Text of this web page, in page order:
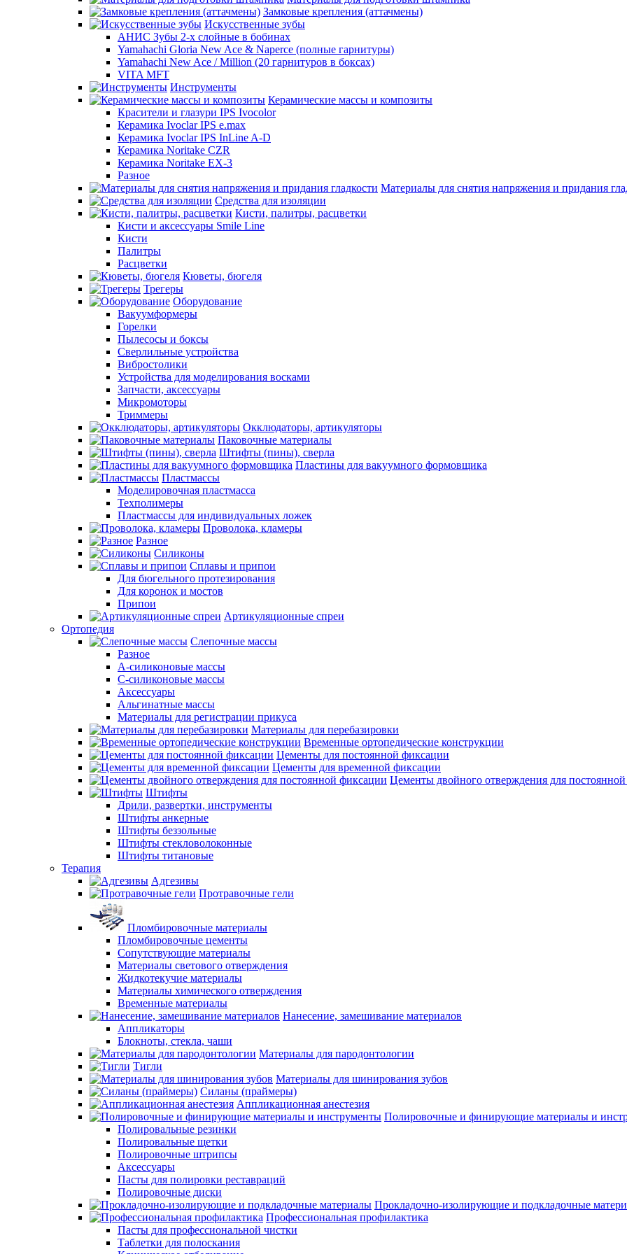
Замковые крепления (аттачмены)
Искусственные зубы
АНИС Зубы 2-х слойные в бобинах
Yamahachi Gloria New Ace & Naperce (полные гарнитуры)
Yamahachi New Ace / Million (20 гарнитуров в боксах)
VITA MFT
Инструменты
Керамические массы и композиты
Красители и глазури IPS Ivocolor
Керамика Ivoclar IPS e.max
Керамика Ivoclar IPS InLine A-D
Керамика Noritake CZR
Керамика Noritake EX-3
Разное
Материалы для снятия напряжения и придания
Средства для изоляции
Кисти, палитры, расцветки
Кисти и аксессуары Smile Line
Кисти
Палитры
Расцветки
Кюветы, бюгеля
Трегеры
Оборудование
Вакуумформеры
Горелки
Пылесосы и боксы
Сверлильные устройства
Вибростолики
Устройства для моделирования восками
Запчасти, аксессуары
Микромоторы
Триммеры
Окклюдаторы, артикуляторы
Паковочные материалы
Штифты (пины), сверла
Пластины для вакуумного формовщика
Пластмассы
Моделировочная пластмасса
Техполимеры
Пластмассы для индивидуальных ложек
Проволока, кламеры
Разное
Силиконы
Сплавы и припои
Для бюгельного протезирования
Для коронок и мостов
Припои
Артикуляционные спреи
Ортопедия
Слепочные массы
Разное
А-силиконовые массы
С-силиконовые массы
Аксессуары
Альгинатные массы
Материалы для регистрации прикуса
Материалы для перебазировки
Временные ортопедические конструкции
Цементы для постоянной фиксации
Цементы для временной фиксации
Цементы двойного отверждения для
Штифты
Дрили, развертки, инструменты
Штифты анкерные
Штифты беззольные
Штифты стекловолоконные
Штифты титановые
Терапия
Адгезивы
Протравочные гели
Пломбировочные материалы
Пломбировочные цементы
Сопутствующие материалы
Материалы светового отверждения
Жидкотекучие материалы
Материалы химического отверждения
Временные материалы
Нанесение, замешивание материалов
Аппликаторы
Блокноты, стекла, чаши
Материалы для пародонтологии
Тигли
Материалы для шинирования зубов
Силаны (праймеры)
Аппликационная анестезия
Полировочные и финирующие материалы и
Полировальные резинки
Полировальные щетки
Полировочные штрипсы
Аксессуары
Пасты для полировки реставраций
Полировочные диски
Прокладочно-изолирующие и подкладочные
Профессиональная профилактика
Пасты для профессиональной чистки
Таблетки для полоскания